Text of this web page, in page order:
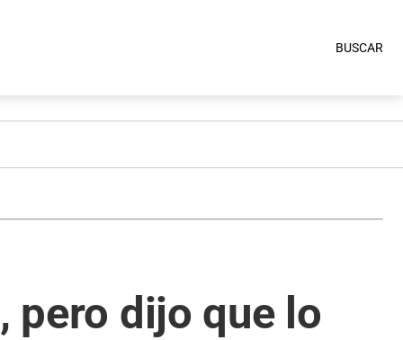
BUSCAR
pero dijo que lo